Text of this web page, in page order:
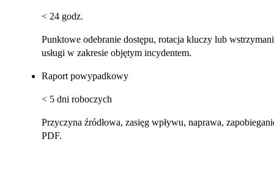
< 24 godz.
Punktowe odebranie dostępu, rotacja kluczy lub
usługi w zakresie objętym incydentem.
Raport powypadkowy
< 5 dni roboczych
Przyczyna źródłowa, zasięg wpływu, naprawa,
PDF.